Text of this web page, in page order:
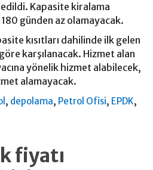
Kapasite kiralama
günden az olamayacak.
kısıtları dahilinde ilk gelen
karşılanacak. Hizmet alan
yönelik hizmet alabilecek,
alamayacak.
, depolama, Petrol Ofisi, EPDK,
fiyatı